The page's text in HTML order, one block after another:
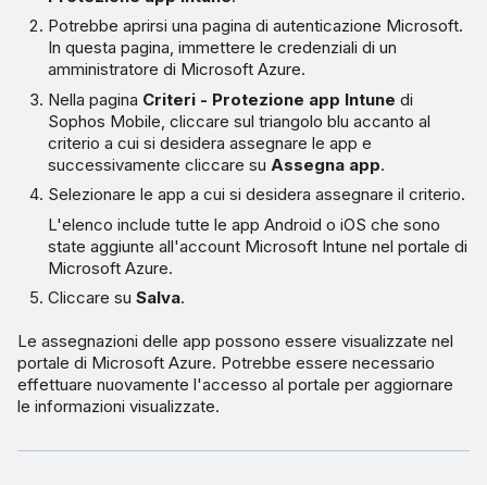
Potrebbe aprirsi una pagina di autenticazione Microsoft.
In questa pagina, immettere le credenziali di un
amministratore di Microsoft Azure.
Nella pagina Criteri - Protezione app Intune di
Sophos Mobile, cliccare sul triangolo blu accanto al
criterio a cui si desidera assegnare le app e
successivamente cliccare su Assegna app.
Selezionare le app a cui si desidera assegnare il criterio.
L'elenco include tutte le app Android o iOS che sono
state aggiunte all'account Microsoft Intune nel portale di
Microsoft Azure.
Cliccare suSalva.
Le assegnazioni delle app possono essere visualizzate nel
portale di Microsoft Azure. Potrebbe essere necessario
effettuare nuovamente l'accesso al portale per aggiornare
le informazioni visualizzate.